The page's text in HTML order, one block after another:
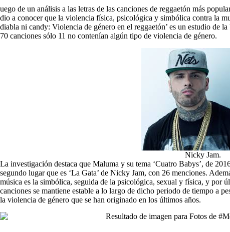
uego de un análisis a las letras de las canciones de reggaetón más
dio a conocer que la violencia física, psicológica y simbólica contra la
diabla ni candy: Violencia de género en el reggaetón’ es un estudio de
70 canciones sólo 11 no contenían algún tipo de violencia de género.
Nicky Jam.
La investigación destaca que Maluma y su tema ‘Cuatro Babys’, de
segundo lugar que es ‘La Gata’ de Nicky Jam, con 26 menciones.
música es la simbólica, seguida de la psicológica, sexual y física, y por
canciones se mantiene estable a lo largo de dicho periodo de tiempo a
la violencia de género que se han originado en los últimos años.